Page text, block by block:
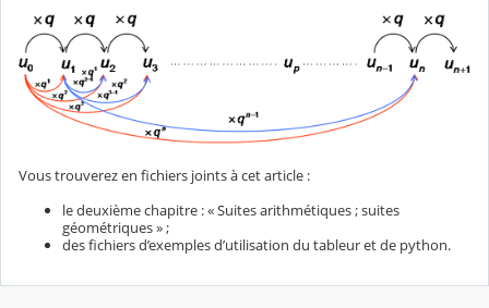
Vous trouverez en fichiers joints à cet article :
le deuxième chapitre : « Suites arithmétiques ; suites
géométriques » ;
des fichiers d’exemples d’utilisation du tableur et de python.